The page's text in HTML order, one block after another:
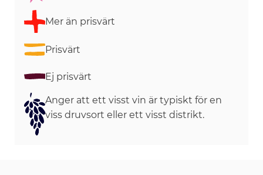
Mer än prisvärt
Prisvärt
Ej prisvärt
Anger att ett visst vin är typiskt för en
viss druvsort eller ett visst distrikt.